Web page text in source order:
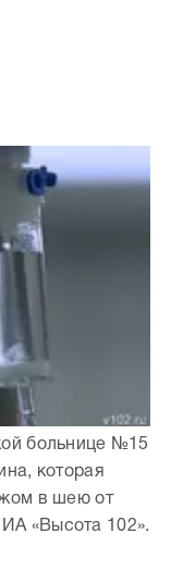
больнице №15
которая
в шею от
«Высота 102».